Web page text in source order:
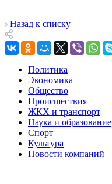
Назад к списку
Политика
Экономика
Общество
Происшествия
ЖКХ и транспорт
Наука и образование
Спорт
Культура
Новости компаний